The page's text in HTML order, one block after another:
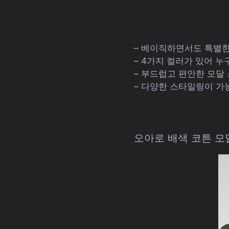
– 베이직하면서도 특별
– 4가지 컬러가 있어 누
– 부드럽고 편안한 모달
– 다양한 스타일링이 가
오아로 배색 코튼